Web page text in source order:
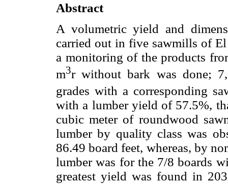
Abstract
A volumetric yield and
carried out in five sawmills of
a monitoring of the products
m3r without bark was done;
grades with a corresponding
with a lumber yield of 57.5%,
cubic meter of roundwood
lumber by quality class was
86.49 board feet, whereas, by
lumber was for the 7/8 boards
greatest yield was found in